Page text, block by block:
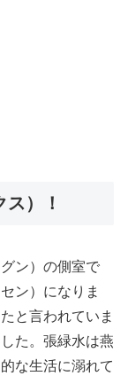
）！
ン）の側室で
ン）になりま
と言われていま
た。張緑水は燕
な生活に溺れて